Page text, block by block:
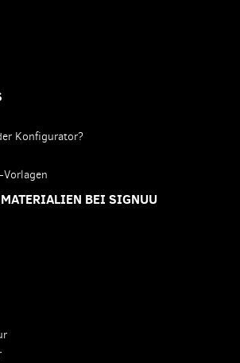
Konfigurator?
BEI SIGNUU